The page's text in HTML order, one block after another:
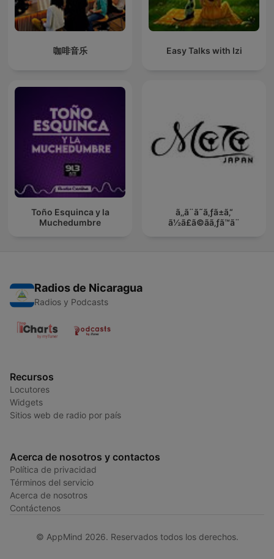
咖啡音乐 Easy Talks with Izi
Toño Esquinca y la
Muchedumbre
ã‚‚ã¨ã˜ã‚ƒã±ã‚“
ã½ã£ã©ãã‚ƒã™ã¨
Radios de Nicaragua
Radios y Podcasts
Recursos
Locutores
Widgets
Sitios web de radio por país
Acerca de nosotros y contactos
Política de privacidad
Términos del servicio
Acerca de nosotros
Contáctenos
© AppMind 2026. Reservados todos los derechos.